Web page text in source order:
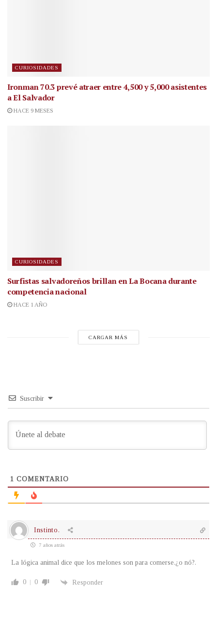
CURIOSIDADES
Ironman 70.3 prevé atraer entre 4,500 y 5,000 asistentes
a El Salvador
HACE 9 MESES
CURIOSIDADES
Surfistas salvadoreños brillan en La Bocana durante
competencia nacional
HACE 1 AÑO
CARGAR MÁS
Suscribir
1 COMENTARIO
Instinto.
7 años atrás
La lógica animal dice que los melones son para comerse.¿o nó?.
0 0 Responder